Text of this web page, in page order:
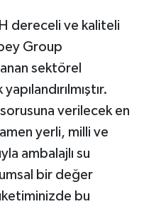
dereceli ve kaliteli
Group
sektörel
verilecek en
yerli, milli ve
ambalajlı su
bir değer
bu